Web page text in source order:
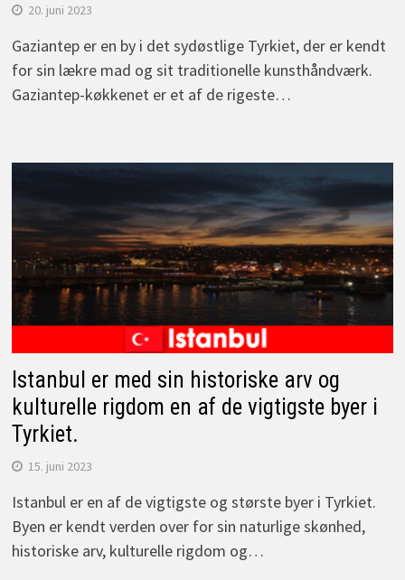
20. juni 2023
Gaziantep er en by i det sydøstlige Tyrkiet, der er kendt
for sin lækre mad og sit traditionelle kunsthåndværk.
Gaziantep-køkkenet er et af de rigeste…
Istanbul er med sin historiske arv og
kulturelle rigdom en af de vigtigste byer i
Tyrkiet.
15. juni 2023
Istanbul er en af de vigtigste og største byer i Tyrkiet.
Byen er kendt verden over for sin naturlige skønhed,
historiske arv, kulturelle rigdom og…